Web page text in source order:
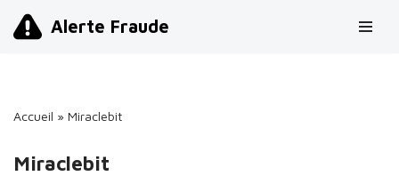
Alerte Fraude
Accueil » Miraclebit
Miraclebit